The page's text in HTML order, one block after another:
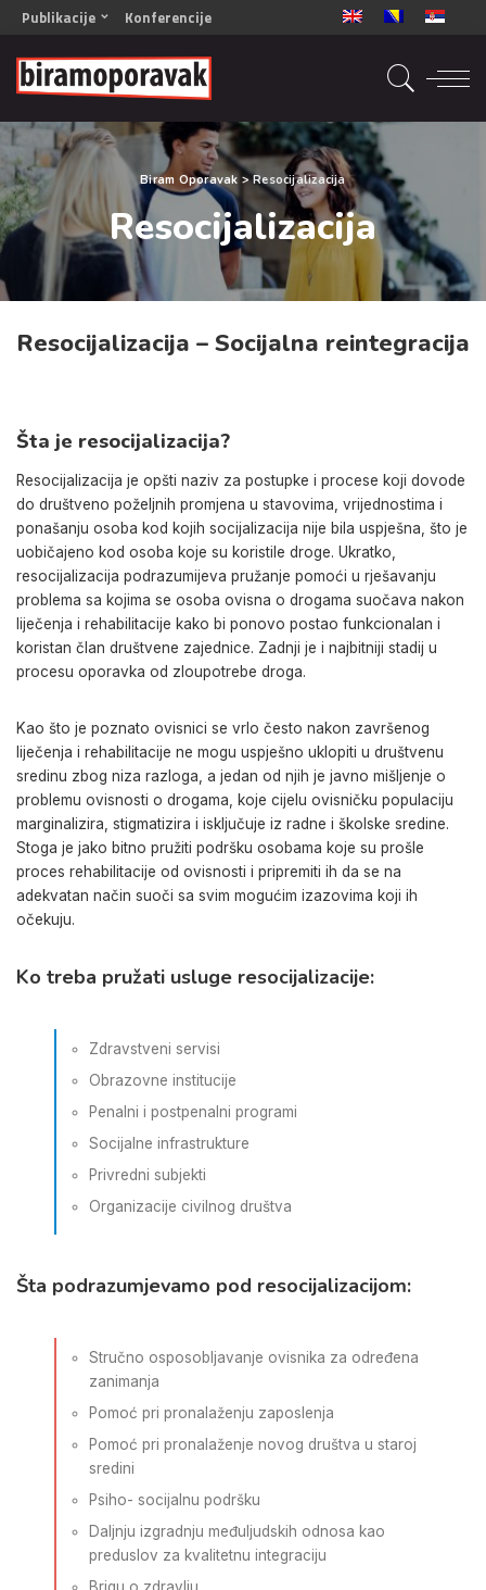
Publikacije
OPORAVAK- Naš zajednički cilj BiH/CG
OPORAVAK- Naš zajednički cilj SRB
RECOVERY- Our common goal ENG
OPORAVAK- Naš zajednički cilj 2
Mala knjiga vještina
Šta ne raditi
Radna sveska za oporavak
Konferencije
Biram Oporavak >Resocijalizacija
Resocijalizacija
Resocijalizacija – Socijalna reintegracija
Šta je resocijalizacija?
Resocijalizacija je opšti naziv za postupke i procese koji dovode
do društveno poželjnih promjena u stavovima, vrijednostima i
ponašanju osoba kod kojih socijalizacija nije bila uspješna, što je
uobičajeno kod osoba koje su koristile droge. Ukratko,
resocijalizacija podrazumijeva pružanje pomoći u rješavanju
problema sa kojima se osoba ovisna o drogama suočava nakon
liječenja i rehabilitacije kako bi ponovo postao funkcionalan i
koristan član društvene zajednice. Zadnji je i najbitniji stadij u
procesu oporavka od zloupotrebe droga.
Kao što je poznato ovisnici se vrlo često nakon završenog
liječenja i rehabilitacije ne mogu uspješno uklopiti u društvenu
sredinu zbog niza razloga, a jedan od njih je javno mišljenje o
problemu ovisnosti o drogama, koje cijelu ovisničku populaciju
marginalizira, stigmatizira i isključuje iz radne i školske sredine.
Stoga je jako bitno pružiti podršku osobama koje su prošle
proces rehabilitacije od ovisnosti i pripremiti ih da se na
adekvatan način suoči sa svim mogućim izazovima koji ih
očekuju.
Ko treba pružati usluge resocijalizacije:
Zdravstveni servisi
Obrazovne institucije
Penalni i postpenalni programi
Socijalne infrastrukture
Privredni subjekti
Organizacije civilnog društva
Šta podrazumjevamo pod resocijalizacijom:
Stručno osposobljavanje ovisnika za određena
zanimanja
Pomoć pri pronalaženju zaposlenja
Pomoć pri pronalaženje novog društva u staroj
sredini
Psiho- socijalnu podršku
Daljnju izgradnju međuljudskih odnosa kao
preduslov za kvalitetnu integraciju